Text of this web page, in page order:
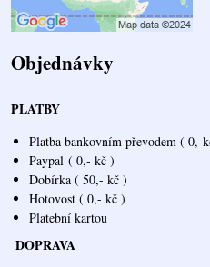
Objednávky
PLATBY
Platba bankovním převodem ( 0,-
Paypal ( 0,- kč )
Dobírka ( 50,- kč )
Hotovost ( 0,- kč )
Platební kartou
DOPRAVA